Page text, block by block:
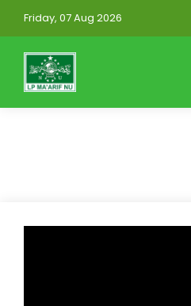
Friday, 07 Aug 2026